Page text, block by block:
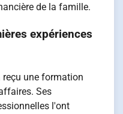
de la famille.
expériences
reçu une formation
Ses
l'ont